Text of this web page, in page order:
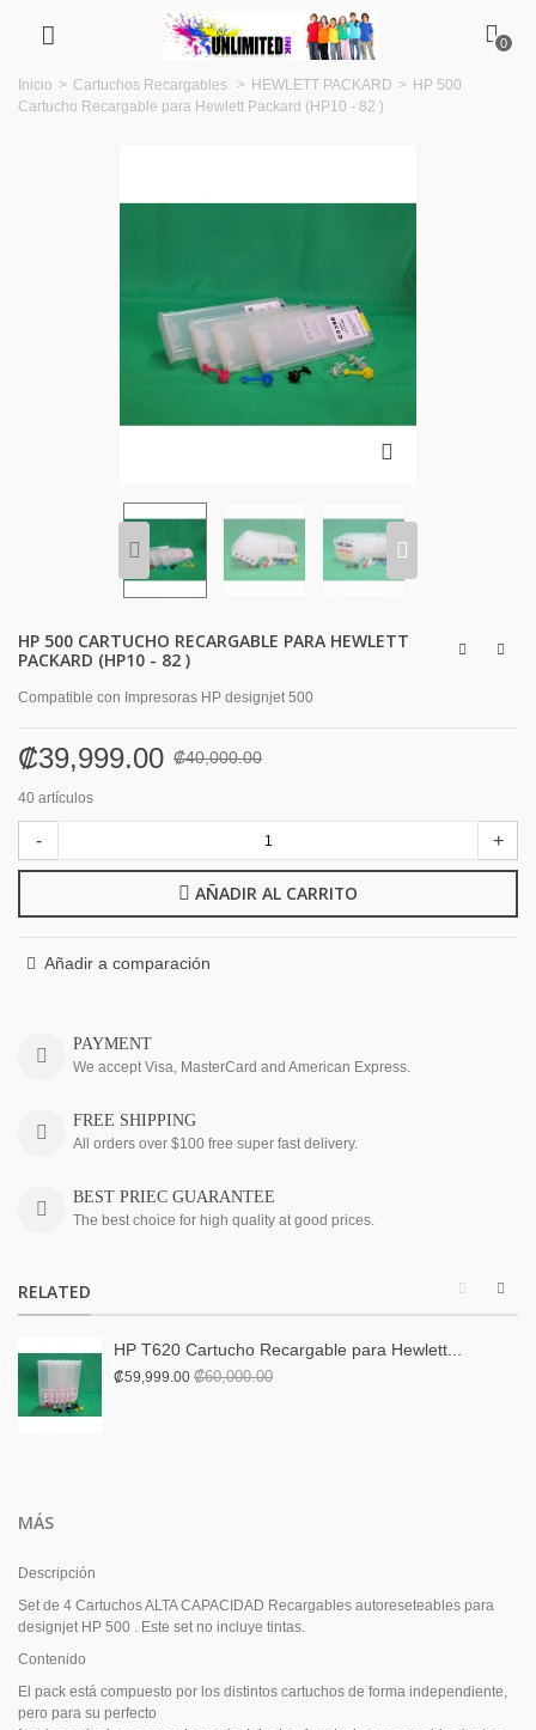
0
Inicio > Cartuchos Recargables > HEWLETT PACKARD > HP 500
Cartucho Recargable para Hewlett Packard (HP10 - 82 )
HP 500 CARTUCHO RECARGABLE PARA HEWLETT
PACKARD (HP10 - 82 )
Compatible con Impresoras HP designjet 500
₡39,999.00 ₡40,000.00
40 artículos
- +
AÑADIR AL CARRITO
Añadir a comparación
PAYMENT
We accept Visa, MasterCard and American Express.
FREE SHIPPING
All orders over $100 free super fast delivery.
BEST PRIEC GUARANTEE
The best choice for high quality at good prices.
RELATED
HP T620 Cartucho Recargable para Hewlett...
₡59,999.00 ₡60,000.00
MÁS
Descripción
Set de 4 Cartuchos ALTA CAPACIDAD Recargables autoreseteables para
designjet HP 500 . Este set no incluye tintas.
Contenido
El pack está compuesto por los distintos cartuchos de forma independiente,
pero para su perfecto